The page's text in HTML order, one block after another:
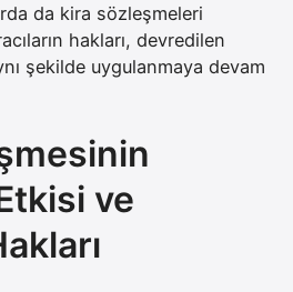
da kira sözleşmeleri
hakları, devredilen
şekilde uygulanmaya devam
ve